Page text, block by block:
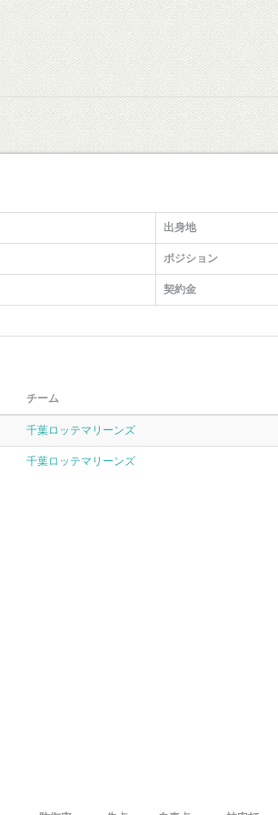
出身地
ポジション
契約金
チーム
千葉ロッテマリーンズ
千葉ロッテマリーンズ